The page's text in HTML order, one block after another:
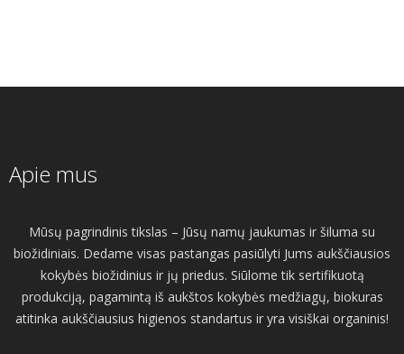
Apie mus
Mūsų pagrindinis tikslas – Jūsų namų jaukumas ir šiluma su
biožidiniais. Dedame visas pastangas pasiūlyti Jums aukščiausios
kokybės biožidinius ir jų priedus. Siūlome tik sertifikuotą
produkciją, pagamintą iš aukštos kokybės medžiagų, biokuras
atitinka aukščiausius higienos standartus ir yra visiškai organinis!